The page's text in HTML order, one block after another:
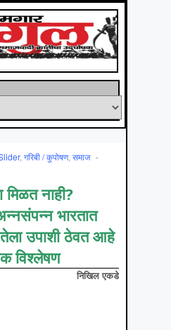
, गरिबी / कुपोषण, समाज -
नाही?
भारतात
उपाशी ठेवत आहे
विश्लेषण
निखिल एकडे